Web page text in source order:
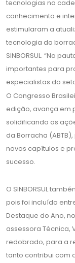
tecnologias na
conhecimento e
estimularam a
tecnologia da
SINBORSUL. “Na
importantes para
especialistas do
O Congresso
edição, avança em
solidificando as
da Borracha
novos capítulos e
sucesso.
O SINBORSUL
pois foi incluído
Destaque do Ano,
assessora Técnica,
redobrado, para a
tanto contribui com